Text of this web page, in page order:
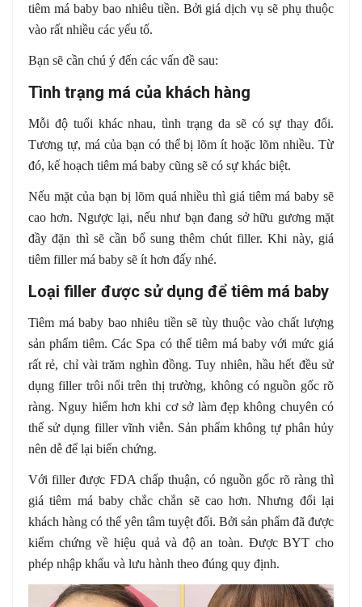
tiêm má baby bao nhiêu tiền. Bởi giá dịch vụ sẽ phụ thuộc
vào rất nhiều các yếu tố.
Bạn sẽ cần chú ý đến các vấn đề sau:
Tình trạng má của khách hàng
Mỗi độ tuổi khác nhau, tình trạng da sẽ có sự thay đổi.
Tương tự, má của bạn có thể bị lõm ít hoặc lõm nhiều. Từ
đó, kế hoạch tiêm má baby cũng sẽ có sự khác biệt.
Nếu mặt của bạn bị lõm quá nhiều thì giá tiêm má baby sẽ
cao hơn. Ngược lại, nếu như bạn đang sở hữu gương mặt
đầy đặn thì sẽ cần bổ sung thêm chút filler. Khi này, giá
tiêm filler má baby sẽ ít hơn đấy nhé.
Loại filler được sử dụng để tiêm má baby
Tiêm má baby bao nhiêu tiền sẽ tùy thuộc vào chất lượng
sản phẩm tiêm. Các Spa có thể tiêm má baby với mức giá
rất rẻ, chỉ vài trăm nghìn đồng. Tuy nhiên, hầu hết đều sử
dụng filler trôi nổi trên thị trường, không có nguồn gốc rõ
ràng. Nguy hiểm hơn khi cơ sở làm đẹp không chuyên có
thể sử dụng filler vĩnh viễn. Sản phẩm không tự phân hủy
nên dễ để lại biến chứng.
Với filler được FDA chấp thuận, có nguồn gốc rõ ràng thì
giá tiêm má baby chắc chắn sẽ cao hơn. Nhưng đổi lại
khách hàng có thể yên tâm tuyệt đối. Bởi sản phẩm đã được
kiểm chứng về hiệu quả và độ an toàn. Được BYT cho
phép nhập khẩu và lưu hành theo đúng quy định.